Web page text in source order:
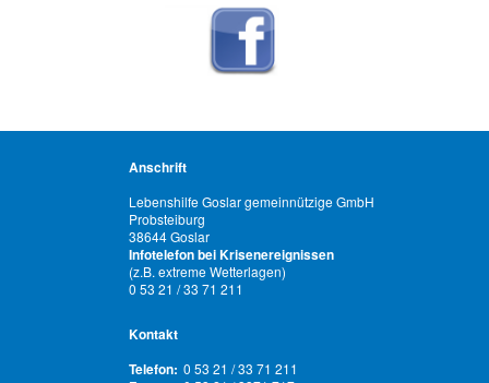
Anschrift
Lebenshilfe Goslar gemeinnützige GmbH
Probsteiburg
38644 Goslar
Infotelefon bei Krisenereignissen
(z.B. extreme Wetterlagen)
0 53 21 / 33 71 211
Kontakt
Telefon: 0 53 21 / 33 71 211